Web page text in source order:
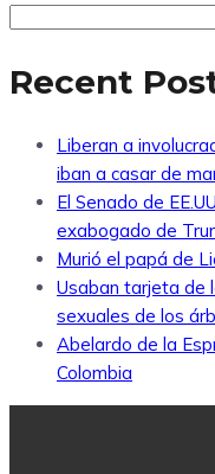
Recent
Liberan a
iban a casar de
El Senado de
exabogado de
Murió el papá de
Usaban tarjeta de
sexuales de los
Abelardo de la
Colombia